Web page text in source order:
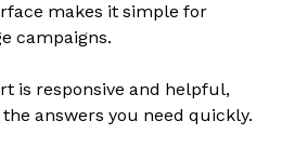
makes it simple for
campaigns.
is responsive and helpful,
answers you need quickly.